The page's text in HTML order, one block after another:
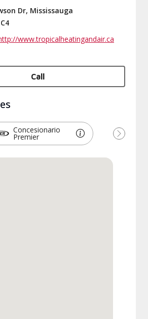
Dr, Mississauga
www.tropicalheatingandair.ca
Call
Concesionario
Premier Next